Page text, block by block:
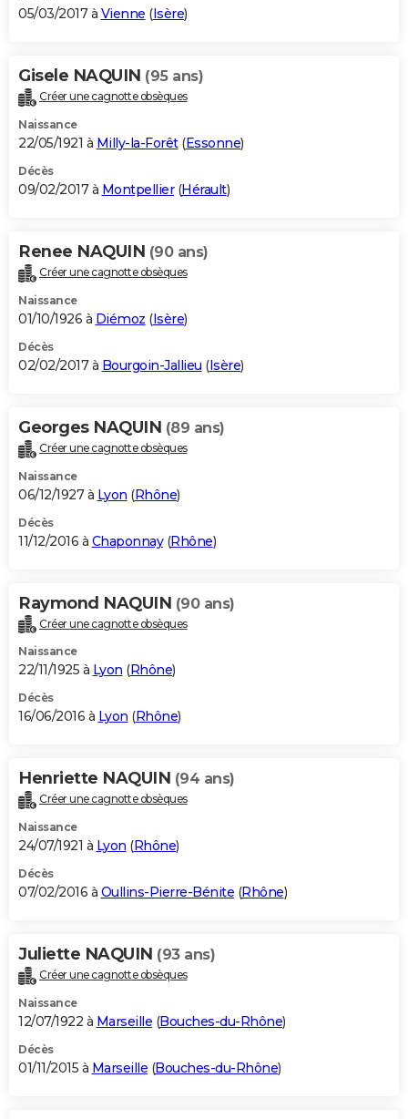
05/03/2017 à Vienne (Isère)
Gisele NAQUIN (95 ans)
Créer une cagnotte obsèques
Naissance
22/05/1921 à Milly-la-Forêt(Essonne)
Décès
09/02/2017 à Montpellier(Hérault)
Renee NAQUIN (90 ans)
Créer une cagnotte obsèques
Naissance
01/10/1926 à Diémoz (Isère)
Décès
02/02/2017 à Bourgoin-Jallieu (Isère)
Georges NAQUIN (89 ans)
Créer une cagnotte obsèques
Naissance
06/12/1927 à Lyon (Rhône)
Décès
11/12/2016 à Chaponnay(Rhône)
Raymond NAQUIN (90 ans)
Créer une cagnotte obsèques
Naissance
22/11/1925 à Lyon (Rhône)
Décès
16/06/2016 à Lyon (Rhône)
Henriette NAQUIN (94 ans)
Créer une cagnotte obsèques
Naissance
24/07/1921 à Lyon (Rhône)
Décès
07/02/2016 à Oullins-Pierre-Bénite (Rhône)
Juliette NAQUIN (93 ans)
Créer une cagnotte obsèques
Naissance
12/07/1922 à Marseille (Bouches-du-Rhône)
Décès
01/11/2015 à Marseille (Bouches-du-Rhône)